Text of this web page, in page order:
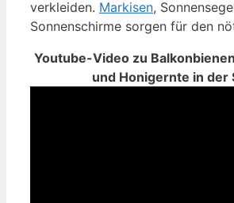
verkleiden. Markisen,
Sonnenschirme sorgen für den
Youtube-Video zu
und Honigernte in der